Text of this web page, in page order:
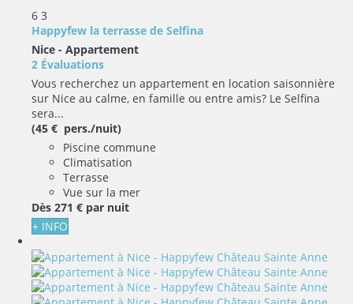
6 3
Happyfew la terrasse de Selfina
Nice - Appartement
2 Évaluations
Vous recherchez un appartement en location saisonnière
sur Nice au calme, en famille ou entre amis? Le Selfina
sera...
(45 € pers./nuit)
Piscine commune
Climatisation
Terrasse
Vue sur la mer
Dès 271 € par nuit
+ INFO